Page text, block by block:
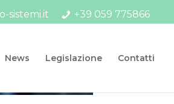
sistemi.it +39 059 775866
News Legislazione Contatti